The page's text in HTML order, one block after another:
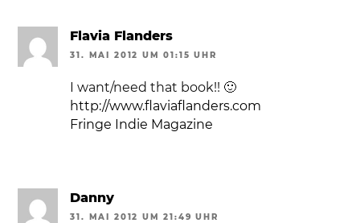
Flavia Flanders
31. MAI 2012 UM 01:15 UHR
I want/need that book!! 🙂
http://www.flaviaflanders.com
Fringe Indie Magazine
Danny
31. MAI 2012 UM 21:49 UHR